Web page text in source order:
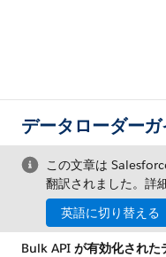
データローダーガ
この文章は
翻訳されました。詳
英語に切り替える
Bulk API が有効化された